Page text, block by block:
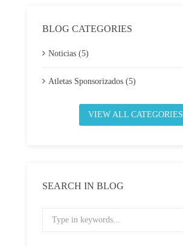
BLOG CATEGORIES
Noticias (5)
Atletas Sponsorizados (5)
VIEW ALL CATEGORIES
SEARCH IN BLOG